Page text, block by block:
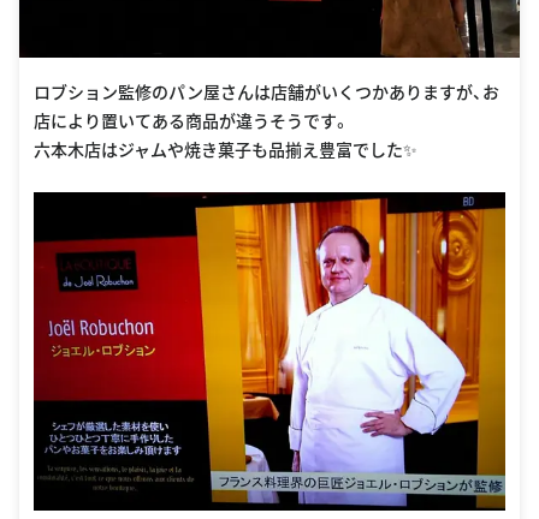
ロブション監修のパン屋さんは店舗がいくつかありますが、お
店により置いてある商品が違うそうです。
六本木店はジャムや焼き菓子も品揃え豊富でした✨